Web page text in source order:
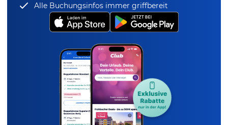
Alle Buchungsinfos immer griffbereit